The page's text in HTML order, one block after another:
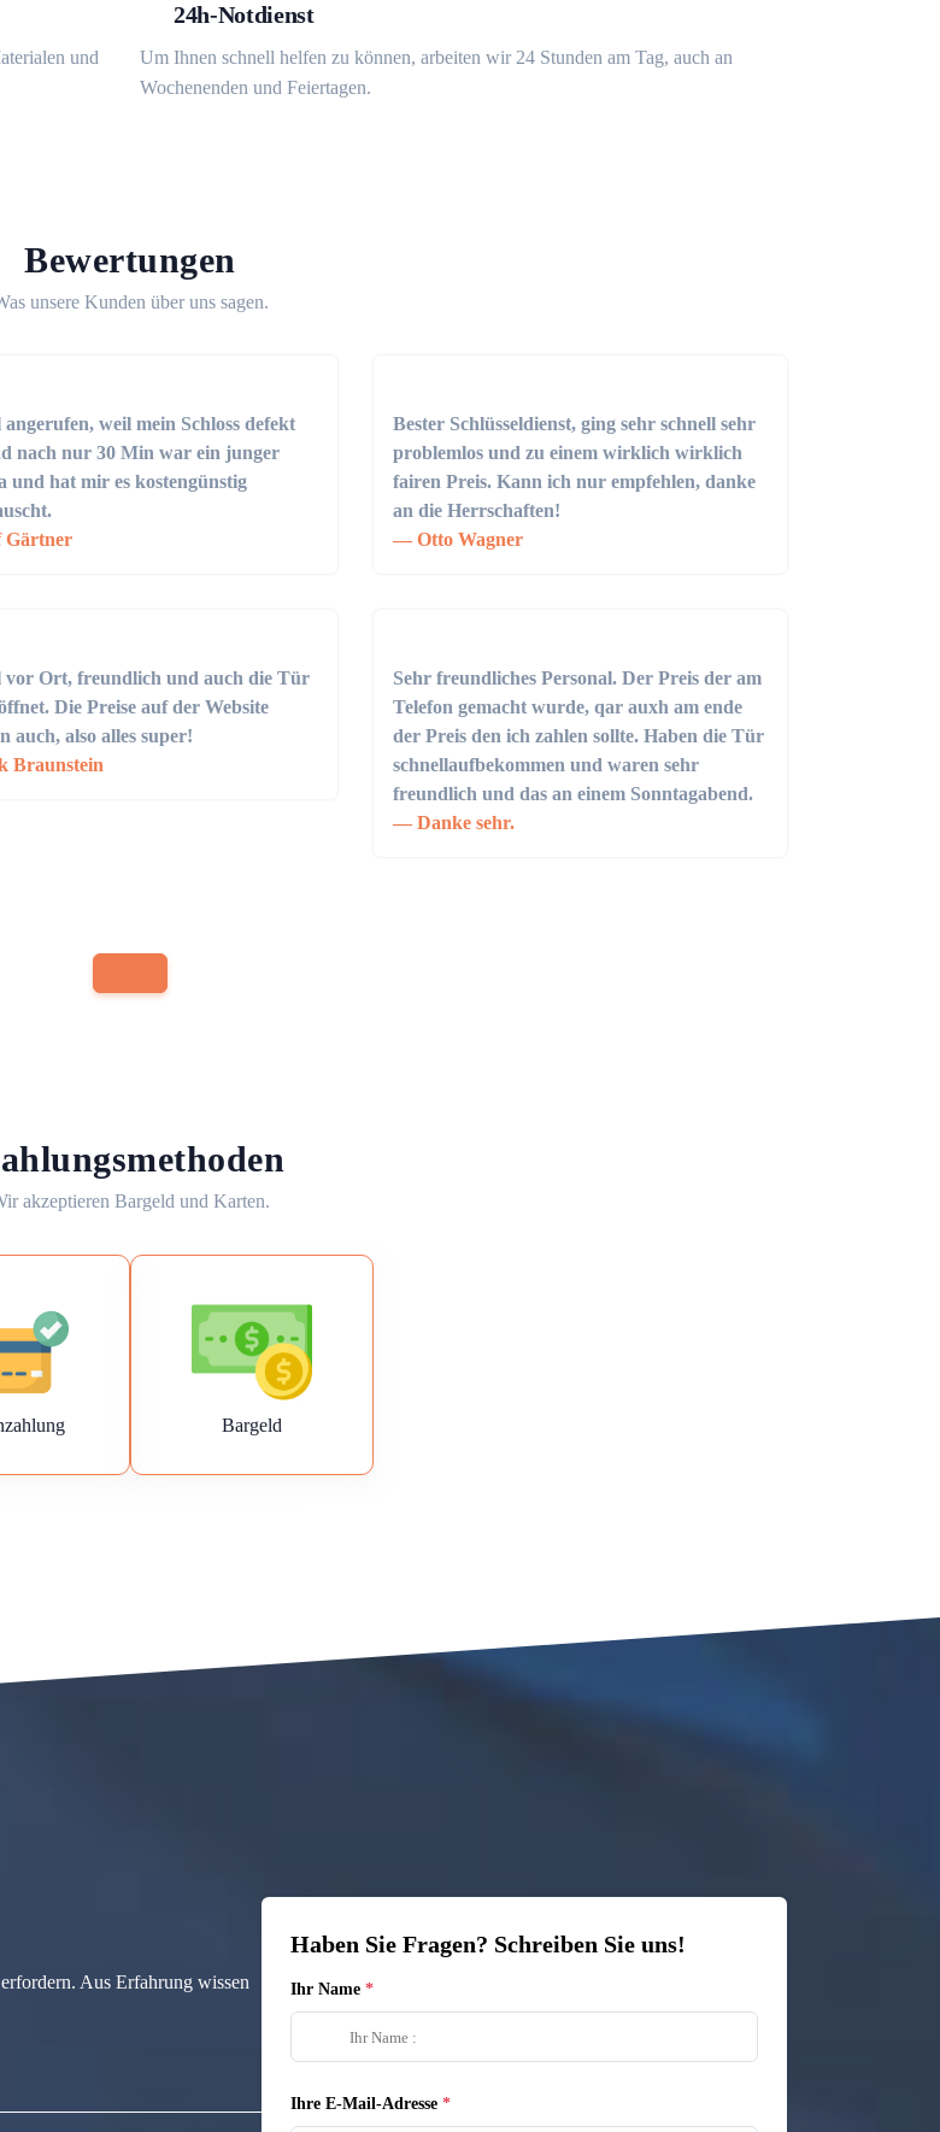
und
24h-Notdienst
Um Ihnen schnell helfen zu können, arbeiten wir 24 Stunden am Tag, auch an
Wochenenden und Feiertagen.
Bewertungen
unsere Kunden über uns sagen.
angerufen, weil mein Schloss defekt
nach nur 30 Min war ein junger
und hat mir es kostengünstig
Gärtner
Bester Schlüsseldienst, ging sehr schnell sehr
problemlos und zu einem wirklich wirklich
fairen Preis. Kann ich nur empfehlen, danke
an die Herrschaften!
Otto Wagner
vor Ort, freundlich und auch die Tür
Die Preise auf der Website
auch, also alles super!
Braunstein
Sehr freundliches Personal. Der Preis der am
Telefon gemacht wurde, qar auxh am ende
der Preis den ich zahlen sollte. Haben die Tür
schnellaufbekommen und waren sehr
freundlich und das an einem Sonntagabend.
Danke sehr.
akzeptieren Bargeld und Karten.
Bargeld
Aus Erfahrung wissen
Haben Sie Fragen? Schreiben Sie uns!
Ihr Name
Ihre E-Mail-Adresse